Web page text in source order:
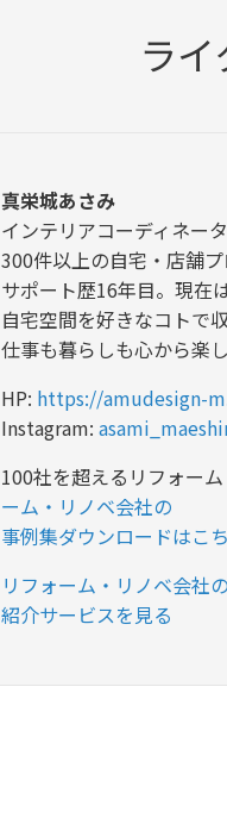
ラ
真栄城あさみ
インテリアコーディネー
300件以上の自宅・店舗プ
サポート歴16年目。現在
自宅空間を好きなコトで
仕事も暮らしも心から楽
HP: https://amudesign-
Instagram:
100社を超えるリフォー
ーム・リノベ会社の
事例集ダウンロードはこ
リフォーム・リノベ会社の
紹介サービスを見る